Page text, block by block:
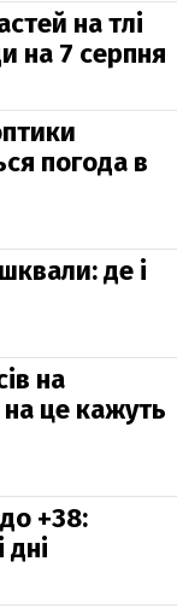
на тлі
на 7 серпня
погода в
де і
на
це кажуть
+38: